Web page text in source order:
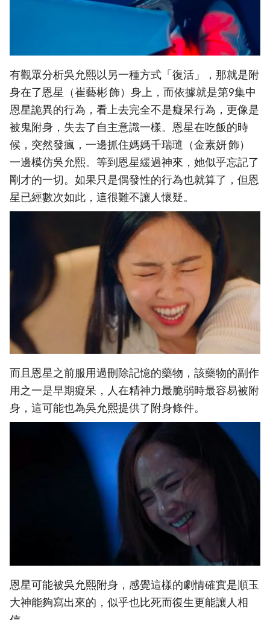
有觀眾分析吳允熙以另一種方式「復活」，那就是附
身在了恩星（崔藝彬 飾）身上，而依據就是第9集中
恩星詭異的行為，看上去完全不是癡呆行為，更像是
被鬼附身，失去了自主意識一樣。恩星在吃飯的時
候，突然發瘋，一邊抓住媽媽千瑞璡（金素妍 飾）
一邊模仿吳允熙。等到恩星緩過神來，她似乎忘記了
剛才的一切。如果只是偶發性的行為也就算了，但恩
星已經數次如此，這很難不讓人懷疑。
而且恩星之前服用過刪除記憶的藥物，該藥物的副作
用之一是早期癡呆，人在精神力最脆弱時最容易被附
身，這可能也為吳允熙提供了附身條件。
恩星可能被吳允熙附身，感覺這樣的劇情確實是順玉
大神能夠寫出來的，似乎也比死而復生更能讓人相